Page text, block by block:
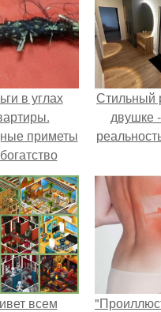
в углах
приметы
Стильный
двушке
всем